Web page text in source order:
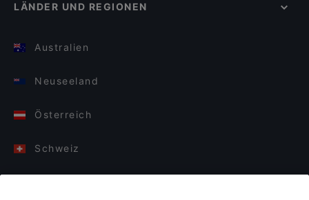
LÄNDER UND REGIONEN
Australien
Neuseeland
Österreich
Schweiz